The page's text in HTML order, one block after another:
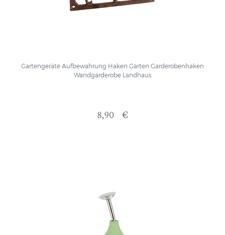
Gartengeräte Aufbewahrung Haken Garten Garderobenhaken
Wandgarderobe Landhaus
8,90 €